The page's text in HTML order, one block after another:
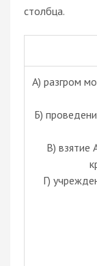
столбца.
A) разгром
Б)
В) взятие
Г)